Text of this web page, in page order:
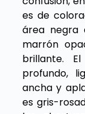
es de
área negra
marrón
brillante.
profundo,
ancha y
es gris-